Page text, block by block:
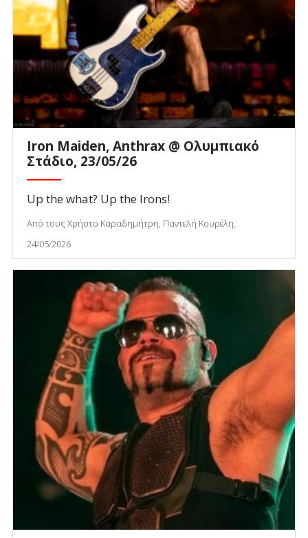
Iron Maiden, Anthrax @ Ολυμπιακό
Στάδιο, 23/05/26
Up the what? Up the Irons!
Από τους Χρήστο Καραδημήτρη, Παντελή Κουρέλη,
24/05/2026